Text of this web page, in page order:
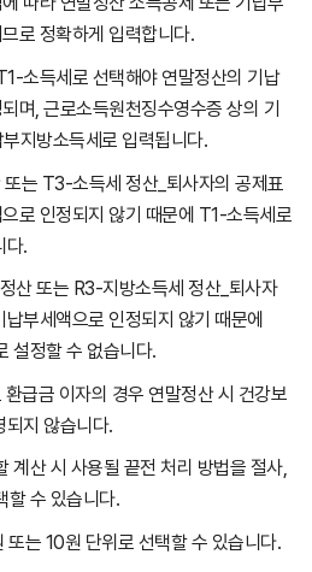
로 정확하게 입력합니다.
소득세로 선택해야 연말정산의 기납
며, 근로소득원천징수영수증 상의 기
지방소득세로 입력됩니다.
는 T3-소득세 정산_퇴사자의 공제표
로 인정되지 않기 때문에 T1-소득세로
다.
산 또는 R3-지방소득세 정산_퇴사자
부세액으로 인정되지 않기 때문에
설정할 수 없습니다.
급금 이자의 경우 연말정산 시 건강보
되지 않습니다.
계산 시 사용될 끝전 처리 방법을 절사,
할 수 있습니다.
또는 10원 단위로 선택할 수 있습니다.